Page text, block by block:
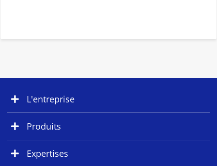
L'entreprise
Produits
Expertises